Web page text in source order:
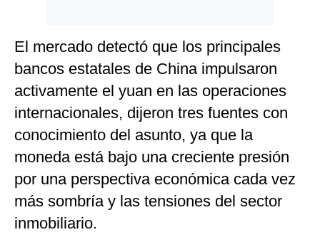
El mercado detectó que los principales
bancos estatales de China impulsaron
activamente el yuan en las operaciones
internacionales, dijeron tres fuentes con
conocimiento del asunto, ya que la
moneda está bajo una creciente presión
por una perspectiva económica cada vez
más sombría y las tensiones del sector
inmobiliario.